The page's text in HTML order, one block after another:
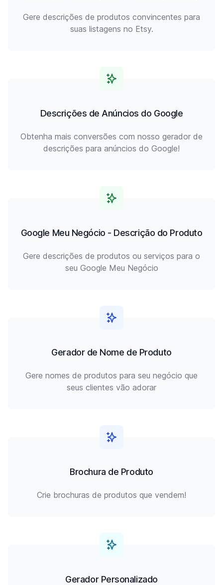
Gere descrições de produtos convincentes para
suas listagens no Etsy.
Descrições de Anúncios do Google
Obtenha mais conversões com nosso gerador de
descrições para anúncios do Google!
Google Meu Negócio - Descrição do Produto
Gere descrições de produtos ou serviços para o
seu Google Meu Negócio
Gerador de Nome de Produto
Gere nomes de produtos para seu negócio que
seus clientes vão adorar
Brochura de Produto
Crie brochuras de produtos que vendem!
Gerador Personalizado